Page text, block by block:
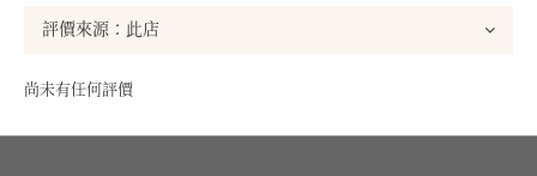
尚未有任何評價